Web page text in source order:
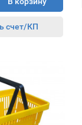
счет/КП